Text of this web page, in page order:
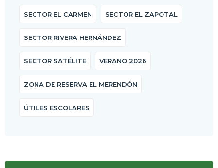
SECTOR EL CARMEN SECTOR EL ZAPOTAL
SECTOR RIVERA HERNÁNDEZ
SECTOR SATÉLITE VERANO 2026
ZONA DE RESERVA EL MERENDÓN
ÚTILES ESCOLARES